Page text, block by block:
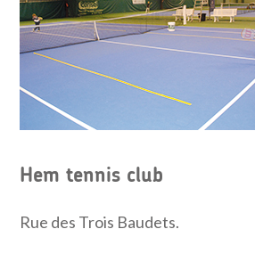
Hem tennis club
Rue des Trois Baudets.